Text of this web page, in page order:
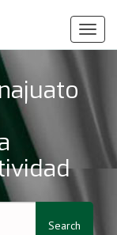
Ver
Menú
Search